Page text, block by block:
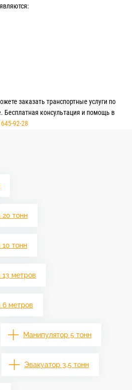
заказать транспортные услуги по
Бесплатная консультация и помощь в
92-28
тонн
тонн
метров
6 метров
Манипулятор 5 тонн
Эвакуатор 3,5 тонн